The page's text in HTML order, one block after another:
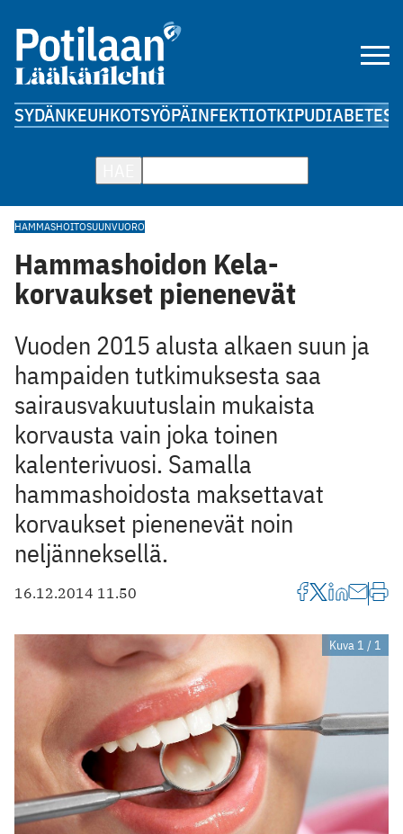
SYDÄNKEUHKOTSYÖPÄINFEKTIOTKIPUDIABETES
HAMMASHOITOSUUNVUORO
Hammashoidon Kela-
korvaukset pienenevät
Vuoden 2015 alusta alkaen suun ja
hampaiden tutkimuksesta saa
sairausvakuutuslain mukaista
korvausta vain joka toinen
kalenterivuosi. Samalla
hammashoidosta maksettavat
korvaukset pienenevät noin
neljänneksellä.
16.12.2014 11.50
Kuva 1 / 1